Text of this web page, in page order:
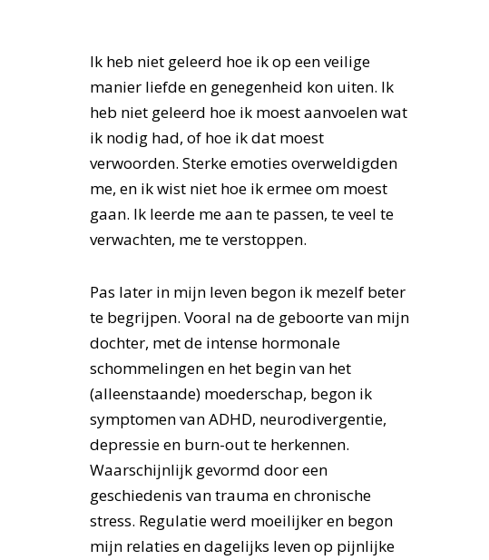
Ik heb niet geleerd hoe ik op een veilige
manier liefde en genegenheid kon uiten. Ik
heb niet geleerd hoe ik moest aanvoelen wat
ik nodig had, of hoe ik dat moest
verwoorden. Sterke emoties overweldigden
me, en ik wist niet hoe ik ermee om moest
gaan. Ik leerde me aan te passen, te veel te
verwachten, me te verstoppen.
Pas later in mijn leven begon ik mezelf beter
te begrijpen. Vooral na de geboorte van mijn
dochter, met de intense hormonale
schommelingen en het begin van het
(alleenstaande) moederschap, begon ik
symptomen van ADHD, neurodivergentie,
depressie en burn-out te herkennen.
Waarschijnlijk gevormd door een
geschiedenis van trauma en chronische
stress. Regulatie werd moeilijker en begon
mijn relaties en dagelijks leven op pijnlijke